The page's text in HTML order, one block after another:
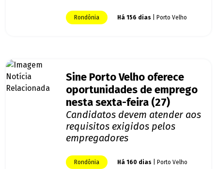
Rondônia Há 156 dias | Porto Velho
Sine Porto Velho oferece
oportunidades de emprego
nesta sexta-feira (27)
Candidatos devem atender aos
requisitos exigidos pelos
empregadores
Rondônia Há 160 dias | Porto Velho